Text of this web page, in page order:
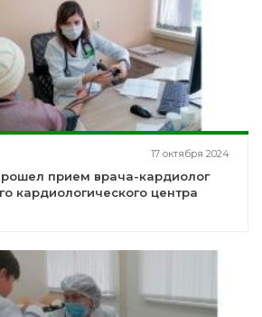
17 октября 2024
прием врача-кардиолог
кардиологического центра